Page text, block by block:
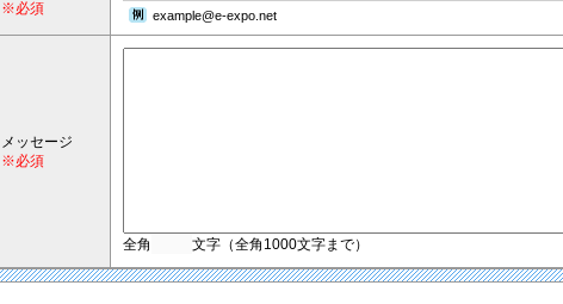
※必須
example@e-expo.net
メッセージ
※必須
全角 文字（全角1000文字まで）